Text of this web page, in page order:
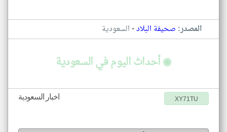
المصدر: صحيفة البلاد-السعودية
◉ أحداث اليوم في السعودية
اخبار السعودية XY71TU